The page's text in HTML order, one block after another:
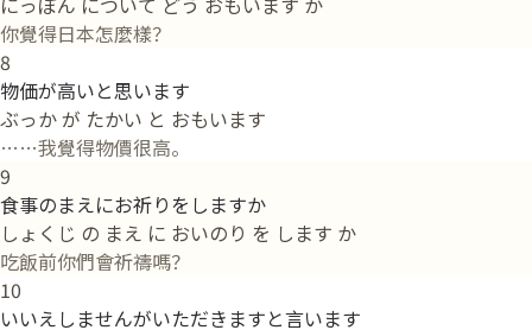
你覺得日本怎麼樣？
8
物価が高いと思います
ぶっか が たかい と おもいます
……我覺得物價很高。
9
食事のまえにお祈りをしますか
しょくじ の まえ に おいのり を します か
吃飯前你們會祈禱嗎？
10
いいえしませんがいただきますと言います